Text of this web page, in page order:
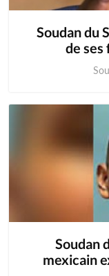
Soudan du
de
Soudan
mexicain